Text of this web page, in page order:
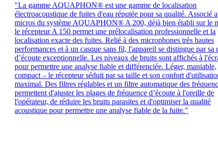
"La gamme AQUAPHON® est une gamme de localisation
électroacoustique de fuites d'eau réputée pour sa qualité. Associé
micros du système AQUAPHON® A 200, déjà bien établi sur le
le récepteur A 150 permet une prélocalisation professionnelle et la
localisation exacte des fuites. Relié à des microphones très hautes
performances et à un casque sans fil, l'appareil se distingue par sa
d’écoute exceptionnelle. Les niveaux de bruits sont affichés à
pour permettre une analyse fiable et différenciée. Léger, maniable,
compact – le récepteur séduit par sa taille et son confort
maximal. Des filtres réglables et un filtre automatique des
permettent d'ajuster les plages de fréquence d’écoute à l'oreille de
l'opérateur, de réduire les bruits parasites et d'optimiser la qualité
acoustique pour permettre une analyse fiable de la fuite."